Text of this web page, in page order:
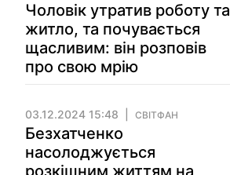
Чоловік утратив роботу та
житло, та почувається
щасливим: він розповів
про свою мрію
03.12.2024 15:48 СВІТФАН
Безхатченко
насолоджується
розкішним життям на